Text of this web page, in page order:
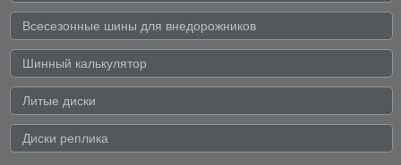
Всесезонные шины для внедорожников
Шинный калькулятор
Литые диски
Диски реплика